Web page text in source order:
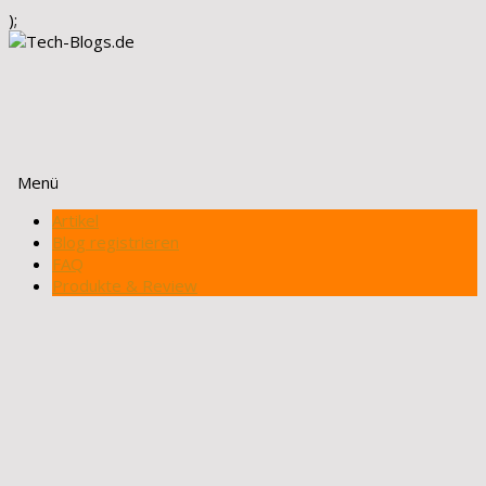
);
Menü
Zum
Inhalt
springen
Artikel
Blog registrieren
FAQ
Produkte & Review